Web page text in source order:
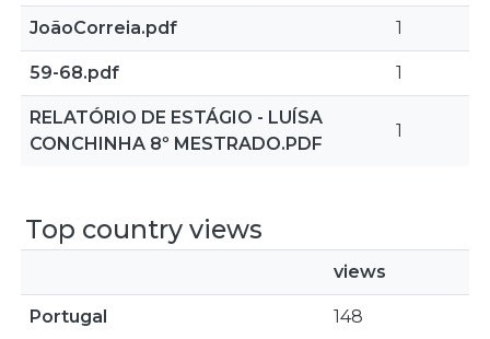
JoãoCorreia.pdf 1
59-68.pdf 1
RELATÓRIO DE ESTÁGIO - LUÍSA
CONCHINHA 8º MESTRADO.PDF
1
Top country views
views
Portugal 148